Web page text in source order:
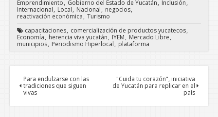
Emprendimiento
Gobierno del Estado de Yucatán
Inclusión
Internacional
Local Nacional
negocios
reactivación económica Turismo
capacitaciones comercialización de productos yucatecos
Economía
herencia viva yucatán IYEM
Mercado Libre
municipios Periodismo Hiperlocal plataforma
Para endulzarse con las
tradiciones que siguen
vivas
"Cuida tu corazón", iniciativa
de Yucatán para replicar en el
país